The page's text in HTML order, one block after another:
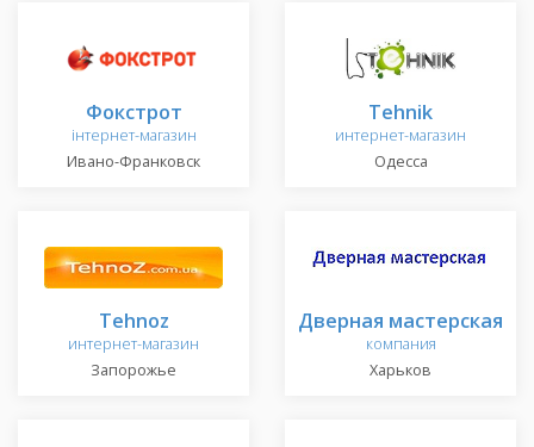
Фокстрот
інтернет-магазин
Ивано-Франковск
Tehnik
интернет-магазин
Одесса
Tehnoz
интернет-магазин
Запорожье
Дверная мастерская
компания
Харьков